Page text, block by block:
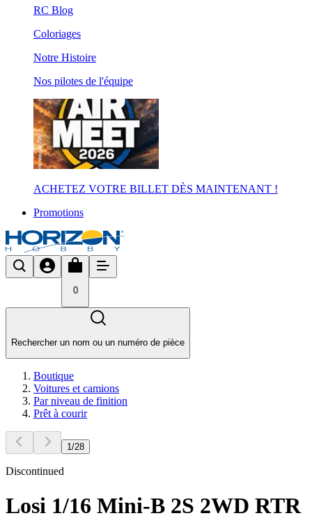
RC Blog
Coloriages
Notre Histoire
Nos pilotes de l'équipe
ACHETEZ VOTRE BILLET DÈS MAINTENANT !
Promotions
0
Rechercher un nom ou un numéro de pièce
Boutique
Voitures et camions
Par niveau de finition
Prêt à courir
1/28
Discontinued
Losi 1/16 Mini-B 2S 2WD RTR